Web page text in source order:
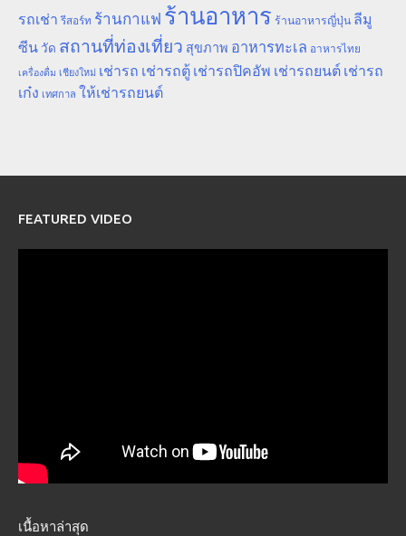
รถเช่า รีสอร์ท ร้านกาแฟ ร้านอาหาร ร้านอาหารญี่ปุ่น ลีมู
ซีน วัด สถานที่ท่องเที่ยว สุขภาพ อาหารทะเล อาหารไทย
เครื่องดื่ม เชียงใหม่ เช่ารถ เช่ารถตู้ เช่ารถปิคอัพ เช่ารถยนต์ เช่ารถ
เก๋ง เทศกาล ให้เช่ารถยนต์
FEATURED VIDEO
เนื้อหาล่าสุด